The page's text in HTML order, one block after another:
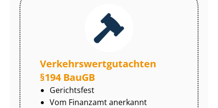
Ver­kehrs­wert­gut­ach­ten
§194 BauGB
Gerichtsfest
Vom Finanzamt anerkannt